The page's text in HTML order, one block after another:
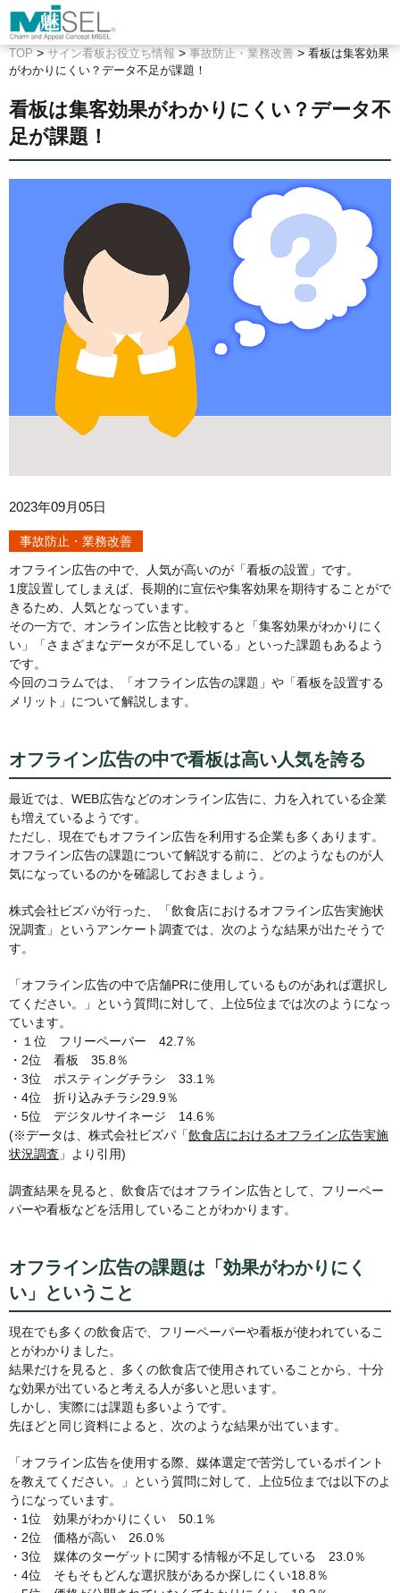
TOP>サイン看板お役立ち情報>事故防止・業務改善>看板は集客効果
がわかりにくい？データ不足が課題！
看板は集客効果がわかりにくい？データ不
足が課題！
2023年09月05日
事故防止・業務改善
オフライン広告の中で、人気が高いのが「看板の設置」です。
1度設置してしまえば、長期的に宣伝や集客効果を期待することがで
きるため、人気となっています。
その一方で、オンライン広告と比較すると「集客効果がわかりにく
い」「さまざまなデータが不足している」といった課題もあるよう
です。
今回のコラムでは、「オフライン広告の課題」や「看板を設置する
メリット」について解説します。
オフライン広告の中で看板は高い人気を誇る
最近では、WEB広告などのオンライン広告に、力を入れている企業
も増えているようです。
ただし、現在でもオフライン広告を利用する企業も多くあります。
オフライン広告の課題について解説する前に、どのようなものが人
気になっているのかを確認しておきましょう。
株式会社ビズパが行った、「飲食店におけるオフライン広告実施状
況調査」というアンケート調査では、次のような結果が出たそうで
す。
「オフライン広告の中で店舗PRに使用しているものがあれば選択し
てください。」という質問に対して、上位5位までは次のようになっ
ています。
・１位 フリーペーパー 42.7％
・2位 看板 35.8％
・3位 ポスティングチラシ 33.1％
・4位 折り込みチラシ29.9％
・5位 デジタルサイネージ 14.6％
(※データは、株式会社ビズパ「飲食店におけるオフライン広告実施
状況調査 」より引用)
調査結果を見ると、飲食店ではオフライン広告として、フリーペー
パーや看板などを活用していることがわかります。
オフライン広告の課題は「効果がわかりにく
い」ということ
現在でも多くの飲食店で、フリーペーパーや看板が使われているこ
とがわかりました。
結果だけを見ると、多くの飲食店で使用されていることから、十分
な効果が出ていると考える人が多いと思います。
しかし、実際には課題も多いようです。
先ほどと同じ資料によると、次のような結果が出ています。
「オフライン広告を使用する際、媒体選定で苦労しているポイント
を教えてください。」という質問に対して、上位5位までは以下のよ
うになっています。
・1位 効果がわかりにくい 50.1％
・2位 価格が高い 26.0％
・3位 媒体のターゲットに関する情報が不足している 23.0％
・4位 そもそもどんな選択肢があるか探しにくい18.8％